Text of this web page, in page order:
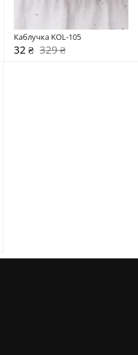
Каблучка KOL-105
32 ₴ 329 ₴